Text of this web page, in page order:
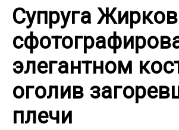
Супруга
элегантном
оголив
плечи